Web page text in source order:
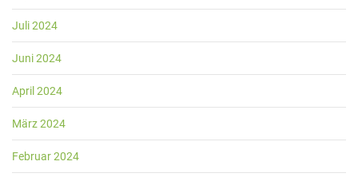
Juli 2024
Juni 2024
April 2024
März 2024
Februar 2024